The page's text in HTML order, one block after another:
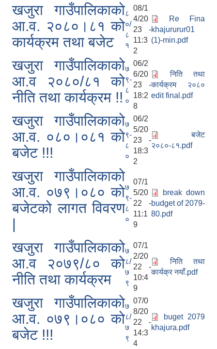
खजुरा गाउँपालिकाको
आ.व. २०८०।८१ को
कार्यक्रम तथा बजेट
८
०/
८
१
08/1
4/20
23 -
11:3
2
Re Fina
khajururur01
(1)-min.pdf
खजुरा गाउँपालिकाको
आ.व २०८०/८१ को
नीति तथा कार्यक्रम !!
७
९-
८
०
06/2
6/20
23 -
18:2
8
निति तथा
कार्यक्रम २०८०
edit final.pdf
खजुरा गाउँपालिकाको
आ.व. ०८०।०८१ को
बजेट !!!
७
९-
८
०
06/2
5/20
23 -
18:3
2
बजेट
२०८०-८१.pdf
खजुरा गाउँपालिकाको
आ.व. ०७९।०८० को
बजेटको लागत विवरण
|
७
९-
८
०
07/1
5/20
22 -
11:1
9
break down
budget of 2079-
80.pdf
खजुरा गाउँपालिकाको
आ.व २०७९/८० को
नीति तथा कार्यक्रम
७
८/
७
९
07/1
2/20
22 -
10:4
9
निति तथा
कार्यक्र नयाँ.pdf
खजुरा गाउँपालिकाको
आ.व. ०७९।०८० को
बजेट !!!
७
८/
७
९
07/0
8/20
22 -
14:3
4
buget 2079
khajura.pdf